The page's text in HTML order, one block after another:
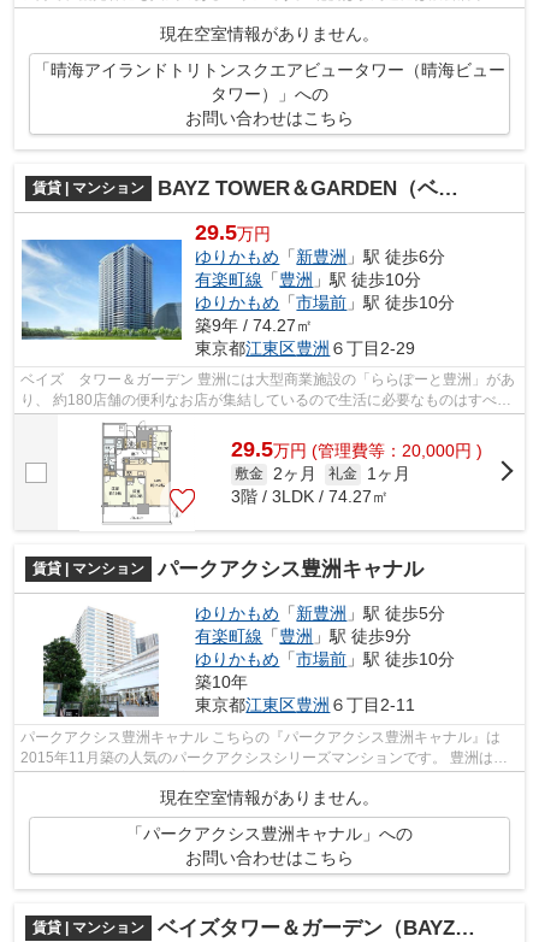
ションが建ち並び、駅から少し歩...
現在空室情報がありません。
「晴海アイランドトリトンスクエアビュータワー（晴海ビュー
タワー）」への
お問い合わせはこちら
賃貸 | マンション BAYZ TOWER＆GARDEN（ベイズタワー＆ガーデン）
29.5万円
ゆりかもめ 「新豊洲 」駅 徒歩6分
有楽町線 「豊洲 」駅 徒歩10分
ゆりかもめ 「市場前 」駅 徒歩10分
築9年 / 74.27㎡
東京都江東区豊洲 ６丁目2-29
ベイズ タワー＆ガーデン 豊洲には大型商業施設の「ららぽーと豊洲」があ
り、 約180店舗の便利なお店が集結しているので生活に必要なものはすべて
29.5万円 (管理費等：20,000円 )
敷金 2ヶ月 礼金
1ヶ月
3階 / 3LDK / 74.27㎡
賃貸 | マンション パークアクシス豊洲キャナル
ゆりかもめ 「新豊洲 」駅 徒歩5分
有楽町線 「豊洲 」駅 徒歩9分
ゆりかもめ 「市場前 」駅 徒歩10分
築10年
東京都江東区豊洲 ６丁目2-11
パークアクシス豊洲キャナル こちらの『パークアクシス豊洲キャナル』は
2015年11月築の人気のパークアクシスシリーズマンションです。 豊洲は都
現在空室情報がありません。
「パークアクシス豊洲キャナル」への
お問い合わせはこちら
賃貸 | マンション ベイズタワー＆ガーデン（BAYZ TOWER＆GARDEN）